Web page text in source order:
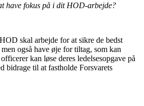
have fokus på i dit HOD-arbejde?
skal arbejde for at sikre de bedst
også have øje for tiltag, som kan
kan løse deres ledelsesopgave på
bidrage til at fastholde Forsvarets